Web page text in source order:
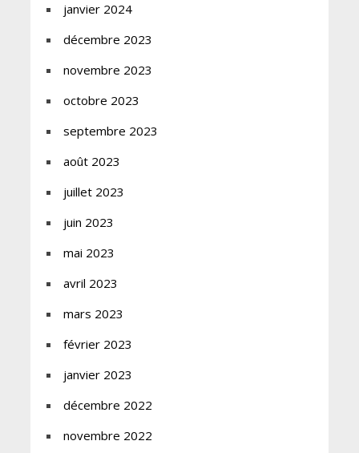
janvier 2024
décembre 2023
novembre 2023
octobre 2023
septembre 2023
août 2023
juillet 2023
juin 2023
mai 2023
avril 2023
mars 2023
février 2023
janvier 2023
décembre 2022
novembre 2022